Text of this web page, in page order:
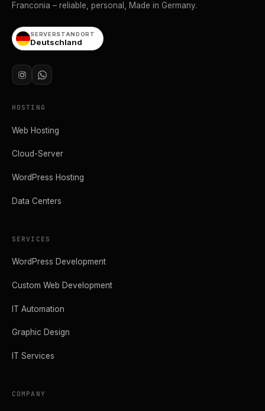
Franconia – reliable, personal, Made in Germany.
SERVERSTANDORT
Deutschland
HOSTING
Web Hosting
Cloud-Server
WordPress Hosting
Data Centers
SERVICES
WordPress Development
Custom Web Development
IT Automation
Graphic Design
IT Services
COMPANY